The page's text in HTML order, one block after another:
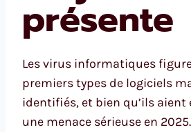
présente
Les virus informatiques
premiers types de logiciels
identifiés, et bien qu’ils aient
une menace sérieuse en